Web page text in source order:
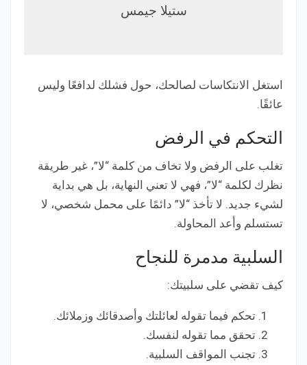
ستيلا جيمس
استغل الانتكاسات لصالحك، حول فشلك لدافعًا وليس
عائقًا.
التحكم في الرفض
تغلب على الرفض ولا تخاف من كلمة “لا”، غير طريقة
نظرك لكلمة “لا”، فهي لا تعني النهاية، بل هي بداية
لشيء جديد. لا تأخذ “لا” دائمًا على محمل شخصي، لا
تستسلم وأعد المحاولة.
السلبية مدمرة للنجاح
كيف تقضي على سلبيتك:
تحكم فيما تقوله لعائلتك وأصدقائك وزملائك.
تحقق مما تقوله لنفسك.
تجنب المواقف السلبية.